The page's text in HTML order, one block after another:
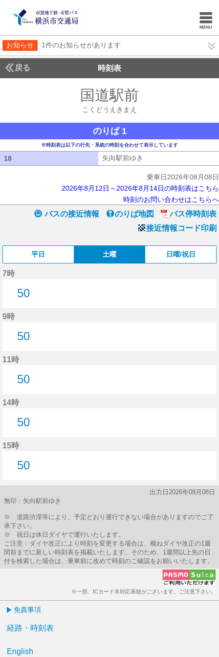
お知らせ 1件のお知らせがあります
戻る 時刻表
国道駅前
こくどうえきまえ
のりば 1
※時刻表は以下の行先・系統の時刻を合わせて表示しています
18 矢向駅前ゆき
乗車日2026年08月08日
2026年8月12日～2026年8月14日の時刻表はこちら
時刻のお問い合わせはこちらへ
バスの接近情報 のりば地図
バス停時刻表
接近情報コード印刷
平日 土曜 日曜/祝日
7時
50
9時
50
11時
50
14時
50
15時
50
出力日2026年08月08日
無印：矢向駅前ゆき
※ 道路渋滞等により、予定どおり運行できない場合がありますのでご了
承下さい。
※ 祝日は休日ダイヤで運行いたします。
ご注意：ダイヤ改正により時刻を変更する場合は、概ねダイヤ改正の1週
間前までに新しい時刻表を掲載いたします。そのため、1週間以上先の日
付を検索した場合は、乗車前に改めて時刻のご確認をお願いいたします。
※一部、ICカード非対応系統がございます。ご注意下さい。
免責事項
経路・時刻表
English